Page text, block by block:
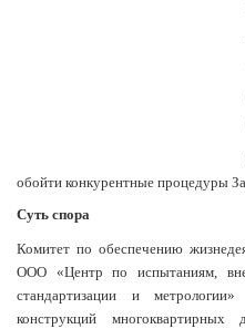
обойти конкурентные процедуры
Суть спора
Комитет по обеспечению
ООО «Центр по испытаниям,
стандартизации и
конструкций